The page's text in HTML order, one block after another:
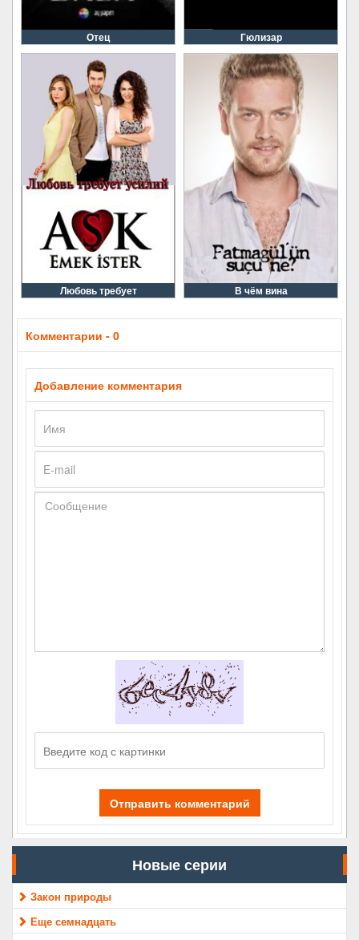
Отец Гюлизар
Любовь требует В чём вина
Комментарии - 0
Добавление комментария
Отправить комментарий
Новые серии
Закон природы
Еще семнадцать